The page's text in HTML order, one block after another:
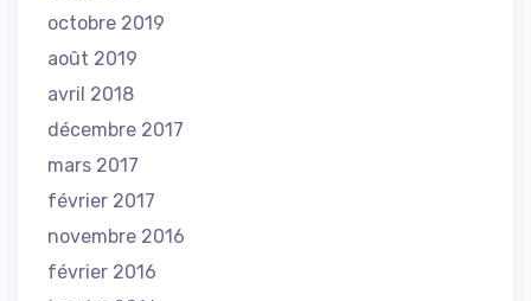
octobre 2019
août 2019
avril 2018
décembre 2017
mars 2017
février 2017
novembre 2016
février 2016